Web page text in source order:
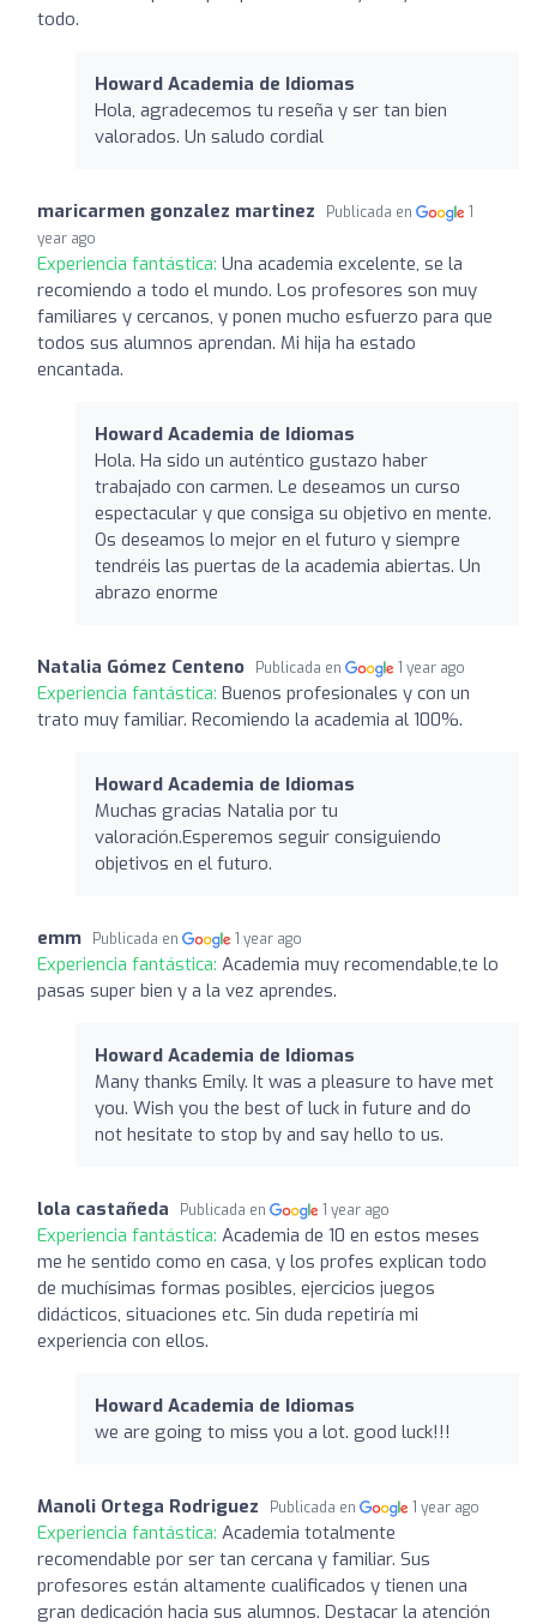
todo.
Howard Academia de Idiomas
Hola, agradecemos tu reseña y ser tan bien
valorados. Un saludo cordial
maricarmen gonzalez martinez Publicada en
1
year ago
Experiencia fantástica: Una academia excelente, se la
recomiendo a todo el mundo. Los profesores son muy
familiares y cercanos, y ponen mucho esfuerzo para que
todos sus alumnos aprendan. Mi hija ha estado
encantada.
Howard Academia de Idiomas
Hola. Ha sido un auténtico gustazo haber
trabajado con carmen. Le deseamos un curso
espectacular y que consiga su objetivo en mente.
Os deseamos lo mejor en el futuro y siempre
tendréis las puertas de la academia abiertas. Un
abrazo enorme
Natalia Gómez Centeno Publicada en 1 year ago
Experiencia fantástica: Buenos profesionales y con un
trato muy familiar. Recomiendo la academia al 100%.
Howard Academia de Idiomas
Muchas gracias Natalia por tu
valoración.Esperemos seguir consiguiendo
objetivos en el futuro.
emm Publicada en 1 year ago
Experiencia fantástica: Academia muy recomendable,te lo
pasas super bien y a la vez aprendes.
Howard Academia de Idiomas
Many thanks Emily. It was a pleasure to have met
you. Wish you the best of luck in future and do
not hesitate to stop by and say hello to us.
lola castañeda Publicada en 1 year ago
Experiencia fantástica: Academia de 10 en estos meses
me he sentido como en casa, y los profes explican todo
de muchísimas formas posibles, ejercicios juegos
didácticos, situaciones etc. Sin duda repetiría mi
experiencia con ellos.
Howard Academia de Idiomas
we are going to miss you a lot. good luck!!!
Manoli Ortega Rodriguez Publicada en 1 year ago
Experiencia fantástica: Academia totalmente
recomendable por ser tan cercana y familiar. Sus
profesores están altamente cualificados y tienen una
gran dedicación hacia sus alumnos. Destacar la atención